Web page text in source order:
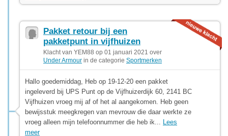
Pakket retour bij een
pakketpunt in vijfhuizen
Klacht van YEM88 op 01 januari 2021 over
Under Armour in de categorie Sportmerken
Hallo goedemiddag, Heb op 19-12-20 een pakket
ingeleverd bij UPS Punt op de Vijfhuizerdijk 60, 2141 BC
Vijfhuizen vroeg mij af of het al aangekomen. Heb geen
bewijsstuk meegkregen van mevrouw die daar werkte ze
vroeg alleen mijn telefoonnummer die heb ik... Lees
meer